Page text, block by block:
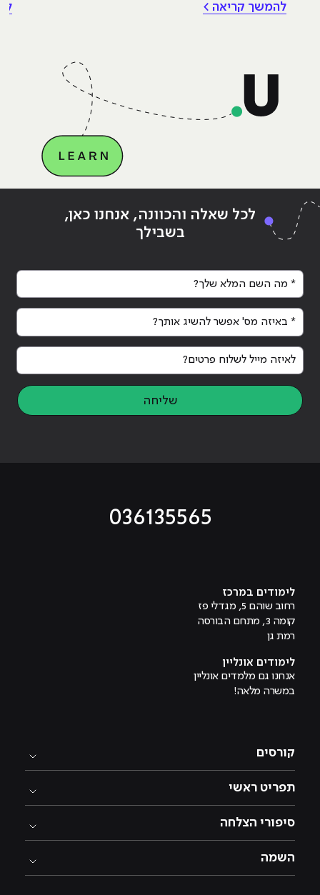
כבר נגע במוצר אמיתי, כבר צבר ביטחון.
Continue reading
מידע"
להמשך קריאה >
לכל שאלה והכוונה, אנחנו כאן,
בשבילך
* מה השם המלא שלך?
* באיזה מס' אפשר להשיג אותך?
לאיזה מייל לשלוח פרטים?
שליחה
036135565
לימודים במרכז
רחוב שוהם 5, מגדלי פז
קומה 3, מתחם הבורסה
רמת גן
לימודים אונליין
אנחנו גם מלמדים אונליין
במשרה מלאה!
קורסים
תפריט ראשי
סיפורי הצלחה
השמה